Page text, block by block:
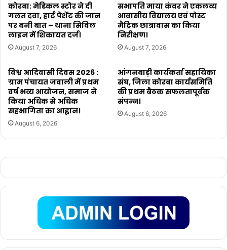
कोरबा: मेडिकल स्टोर ने दी
गलत दवा, हार्ट पेशेंट की जान
पर बनी बात – थाना सिविल
लाइन में शिकायत दर्ज।
August 7, 2026
सभापति माया कंवर ने एकलव्य
आवासीय विद्यालय एवं पोस्ट
मैट्रिक छात्रावास का किया
निरीक्षण।
August 7, 2026
विश्व आदिवासी दिवस 2026 :
ग्राम पंचायत जवाली में प्रथम
वर्ष भव्य आयोजन, समाज ने
किया अधिक से अधिक
सहभागिता का आह्वान।
August 6, 2026
आंगनबाड़ी कार्यकर्ता सहायिका
संघ, जिला कोरबा कार्यसमिति
की प्रथम बैठक सफलतापूर्वक
संपन्न।
August 6, 2026